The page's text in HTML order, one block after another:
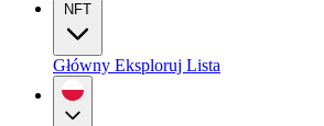
NFT
Główny Eksploruj Lista